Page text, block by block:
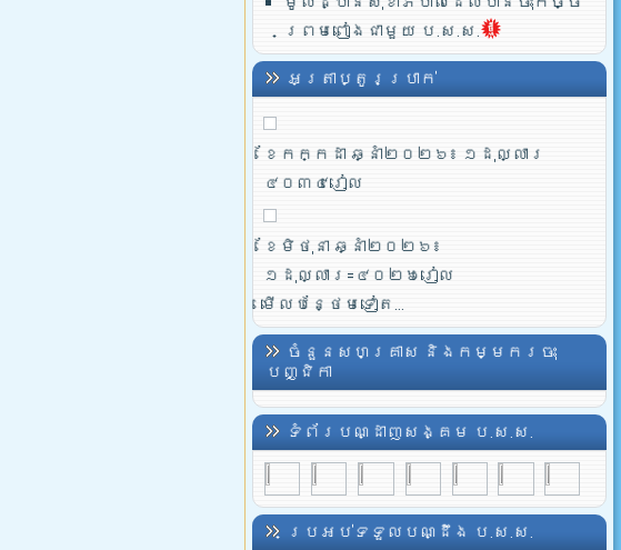
ព្រមពៀងជាមួយ ប.ស.ស.
អត្រាប្តូរប្រាក់
ខែកក្កដា ឆ្នាំ២០២៦៖ ១ដុល្លារ
៤០៣៤រៀល
ខែមិថុនា ឆ្នាំ២០២៦៖
១ដុល្លារ=៤០២៦រៀល
មើលបន្ថែមទៀត...
ចំនួនសហគ្រាស និងកម្មករចុះ
បញ្ជិកា
ទំព័របណ្ដាញសង្គម ប.ស.ស.
ប្រអប់ទទួលបណ្ដឹង ប.ស.ស.